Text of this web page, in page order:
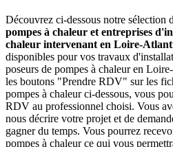
Découvrez ci-dessous notre sélection
pompes à chaleur et entreprises
chaleur intervenant en Loire-
disponibles pour vos travaux
poseurs de pompes à chaleur en
les boutons "Prendre RDV" sur les
pompes à chaleur ci-dessous, vous
RDV au professionnel choisi. Vous
nous décrire votre projet et de
gagner du temps. Vous pourrez
pompes à chaleur ce qui vous